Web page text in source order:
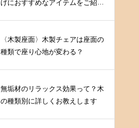
げにおすすめなアイテムをご紹介
〈木製座面〉木製チェアは座面の
種類で座り心地が変わる？
無垢材のリラックス効果って？木
の種類別に詳しくお教えします